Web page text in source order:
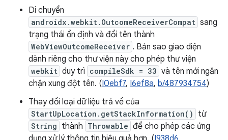
Di chuyển
androidx.webkit.OutcomeReceiverCompat sang
trạng thái ổn định và đổi tên thành
WebViewOutcomeReceiver . Bản sao giao diện
dành riêng cho thư viện này cho phép thư viện
webkit duy trì compileSdk = 33 và tên mới ngăn
chặn xung đột tên. (I0ebf7, I6ef8a, b/487934754)
Thay đổi loại dữ liệu trả về của
StartUpLocation.getStackInformation() từ
String thành Throwable để cho phép các ứng